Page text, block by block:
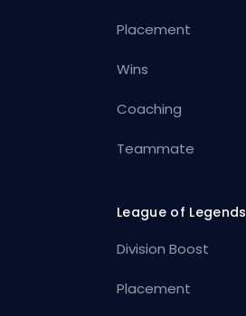
Placement
Wins
Coaching
Teammate
League of Legends
Division Boost
Placement